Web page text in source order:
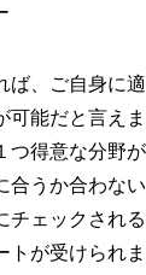
ば、ご自身に
能だと言えま
つ得意な分野
うか合わな
ェックされ
トが受けられ